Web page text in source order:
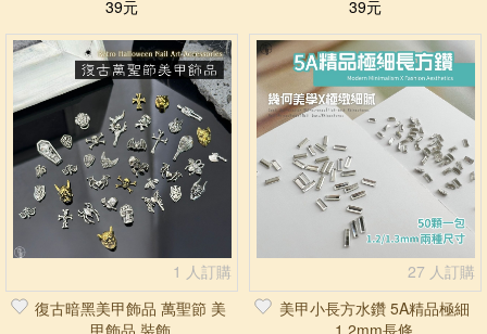
39元
39元
1 人訂購
復古暗黑美甲飾品 萬聖節 美
甲飾品 裝飾
27 人訂購
美甲小長方水鑽 5A精品極細
1.2mm長條